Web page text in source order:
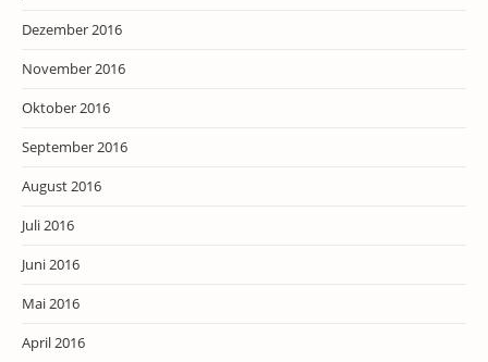
Dezember 2016
November 2016
Oktober 2016
September 2016
August 2016
Juli 2016
Juni 2016
Mai 2016
April 2016